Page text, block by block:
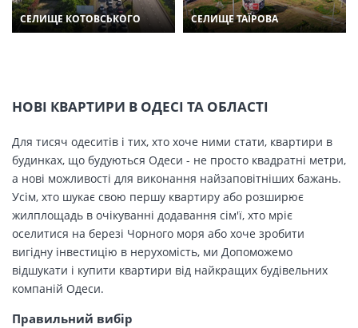
СЕЛИЩЕ КОТОВСЬКОГО СЕЛИЩЕ ТАЇРОВА
НОВІ КВАРТИРИ В ОДЕСІ ТА ОБЛАСТІ
Для тисяч одеситів і тих, хто хоче ними стати, квартири в
будинках, що будуються Одеси - не просто квадратні метри,
а нові можливості для виконання найзаповітніших бажань.
Усім, хто шукає свою першу квартиру або розширює
жилплощадь в очікуванні додавання сім'ї, хто мріє
оселитися на березі Чорного моря або хоче зробити
вигідну інвестицію в нерухомість, ми Допоможемо
відшукати і купити квартири від найкращих будівельних
компаній Одеси.
Правильний вибір